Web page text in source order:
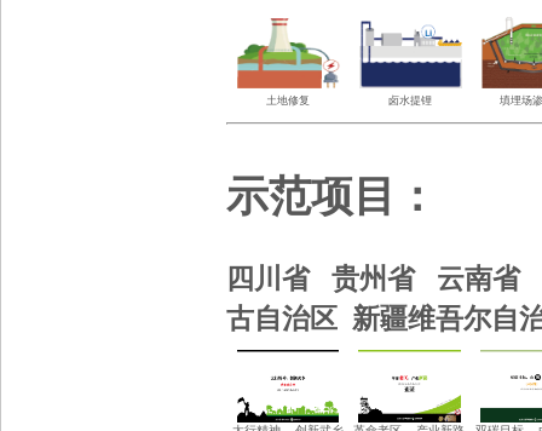
土地修复 卤水提锂 填埋场
示范项目 ：
四川省 贵州省云南省
古自治区 新疆维吾尔自